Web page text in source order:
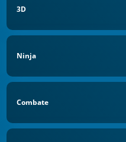
3D
Ninja
Combate